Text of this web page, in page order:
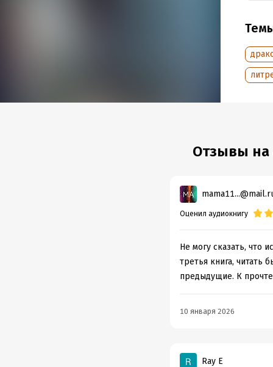
Отзывы на
Оценил аудиокнигу
Не могу сказать, что
третья книга, читать
предыдущие. К
10 января 2026
Ray E